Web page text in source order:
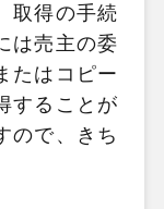
取得の手続
は売主の委
たはコピー
することが
ので、きち